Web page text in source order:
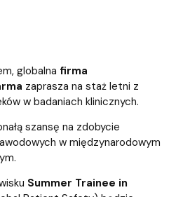
globalna firma
zaprasza na staż letni z
w badaniach klinicznych.
szansę na zdobycie
w międzynarodowym
Summer Trainee in